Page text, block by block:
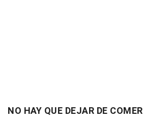
NO HAY QUE DEJAR DE COMER